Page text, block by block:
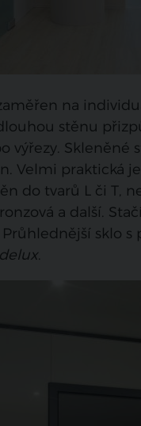
na
stěnu
výřezy.
Velmi praktická
do tvarů L či T,
a další.
Průhlednější sklo
.